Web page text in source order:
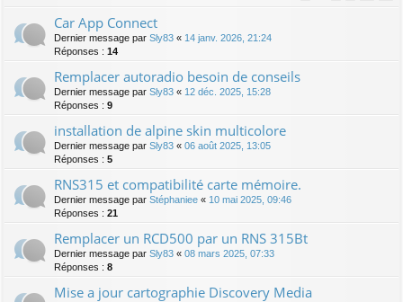
Car App Connect
Dernier message par Sly83 « 14 janv. 2026, 21:24
Réponses : 14
Remplacer autoradio besoin de conseils
Dernier message par Sly83 « 12 déc. 2025, 15:28
Réponses : 9
installation de alpine skin multicolore
Dernier message par Sly83 « 06 août 2025, 13:05
Réponses : 5
RNS315 et compatibilité carte mémoire.
Dernier message par Stéphaniee « 10 mai 2025, 09:46
Réponses : 21
Remplacer un RCD500 par un RNS 315Bt
Dernier message par Sly83 « 08 mars 2025, 07:33
Réponses : 8
Mise a jour cartographie Discovery Media